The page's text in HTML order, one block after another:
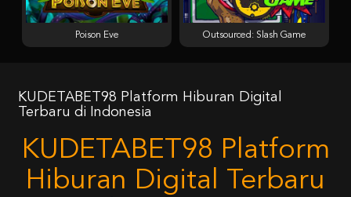
Poison Eve Outsourced: Slash Game
KUDETABET98 Platform Hiburan Digital
Terbaru di Indonesia
KUDETABET98 Platform
Hiburan Digital Terbaru